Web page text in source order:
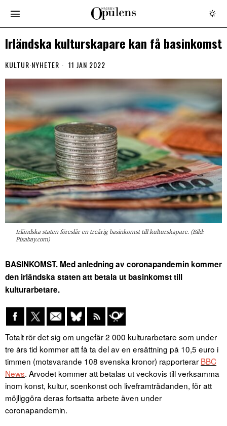
Irländska kulturskapare kan få basinkomst
KULTUR·NYHETER 11 JAN 2022
Irländska staten föreslår en treårig basinkomst till kulturskapare. (Bild:
Pixabay.com)
BASINKOMST. Med anledning av coronapandemin kommer
den irländska staten att betala ut basinkomst till
kulturarbetare.
Totalt rör det sig om ungefär 2 000 kulturarbetare som under
tre års tid kommer att få ta del av en ersättning på 10,5 euro i
timmen (motsvarande 108 svenska kronor) rapporterar BBC
News. Arvodet kommer att betalas ut veckovis till verksamma
inom konst, kultur, scenkonst och liveframträdanden, för att
möjliggöra deras fortsatta arbete även under
coronapandemin.